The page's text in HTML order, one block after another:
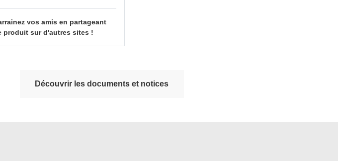
vos amis en partageant
produit sur d'autres sites !
Découvrir les documents et notices